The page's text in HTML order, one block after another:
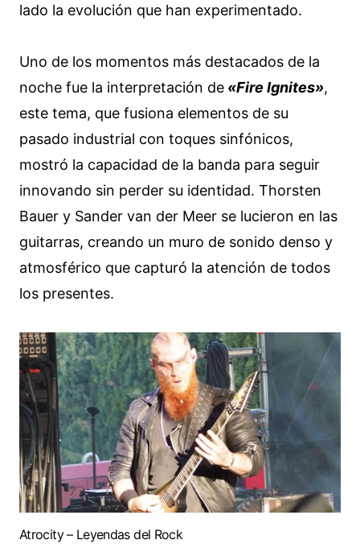
lado la evolución que han experimentado.
Uno de los momentos más destacados de la
noche fue la interpretación de «Fire Ignites»,
este tema, que fusiona elementos de su
pasado industrial con toques sinfónicos,
mostró la capacidad de la banda para seguir
innovando sin perder su identidad. Thorsten
Bauer y Sander van der Meer se lucieron en las
guitarras, creando un muro de sonido denso y
atmosférico que capturó la atención de todos
los presentes.
Atrocity – Leyendas del Rock